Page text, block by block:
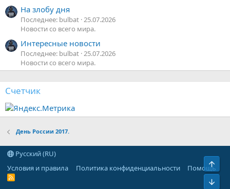
На злобу дня
Последнее: bulbat 25.07.2026
Новости со всего мира.
Интересные новости
Последнее: bulbat 25.07.2026
Новости со всего мира.
Счетчик
День России 2017.
Русский (RU)
Условия и правила
Политика конфиденциальности Помощь
R